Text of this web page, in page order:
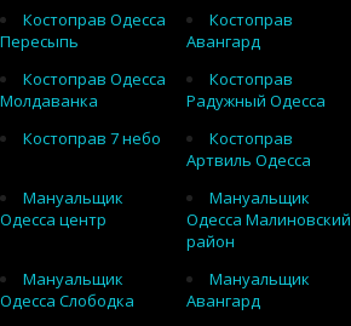
Костоправ Одесса
Пересыпь
Костоправ
Авангард
Костоправ Одесса
Молдаванка
Костоправ
Радужный Одесса
Костоправ 7 небо
Костоправ
Артвиль Одесса
Мануальщик
Одесса центр
Мануальщик
Одесса Малиновский
район
Мануальщик
Одесса Слободка
Мануальщик
Авангард